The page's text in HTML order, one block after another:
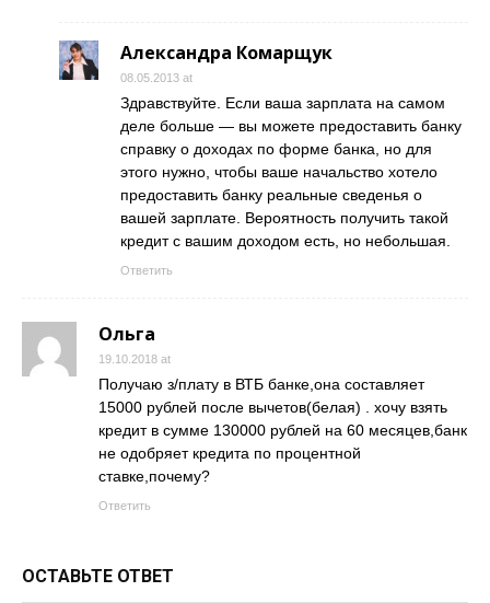
Александра Комарщук
08.05.2013 at
Здравствуйте. Если ваша зарплата на самом
деле больше — вы можете предоставить банку
справку о доходах по форме банка, но для
этого нужно, чтобы ваше начальство хотело
предоставить банку реальные сведенья о
вашей зарплате. Вероятность получить такой
кредит с вашим доходом есть, но небольшая.
Ответить
Ольга
19.10.2018 at
Получаю з/плату в ВТБ банке,она составляет
15000 рублей после вычетов(белая) . хочу взять
кредит в сумме 130000 рублей на 60 месяцев,банк
не одобряет кредита по процентной
ставке,почему?
Ответить
ОСТАВЬТЕ ОТВЕТ